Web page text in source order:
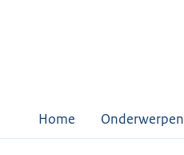
Home Onderwerpen